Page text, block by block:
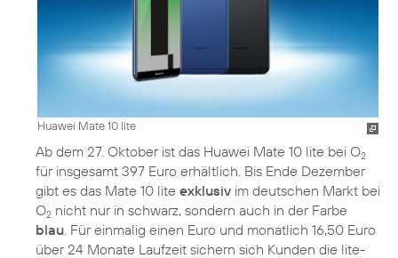
Huawei Mate 10 lite
Ab dem 27. Oktober ist das Huawei Mate 10 lite bei O2
für insgesamt 397 Euro erhältlich. Bis Ende Dezember
gibt es das Mate 10 lite exklusiv im deutschen Markt bei
O2 nicht nur in schwarz, sondern auch in der Farbe
blau . Für einmalig einen Euro und monatlich 16,50 Euro
über 24 Monate Laufzeit sichern sich Kunden die lite-